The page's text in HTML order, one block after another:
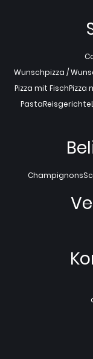
Wunschpizza /
Pizza mit FischPizza
PastaReisgerichte
Champignons